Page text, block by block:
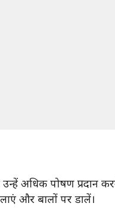
अधिक पोषण प्रदान
और बालों पर डालें।